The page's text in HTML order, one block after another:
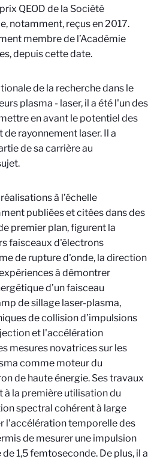
QEOD de la Société
notamment, reçus en 2017.
membre de l’Académie
depuis cette date.
de la recherche dans le
plasma - laser, il a été l'un des
en avant le potentiel des
rayonnement laser. Il a
de sa carrière au
à l’échelle
publiées et citées dans des
premier plan, figurent la
faisceaux d'électrons
de rupture d'onde, la direction
à démontrer
d’un faisceau
de sillage laser-plasma,
de collision d’impulsions
et l'accélération
mesures novatrices sur les
comme moteur du
de haute énergie. Ses travaux
à la première utilisation du
spectral cohérent à large
l'accélération temporelle des
de mesurer une impulsion
de 1,5 femtoseconde. De plus, il a